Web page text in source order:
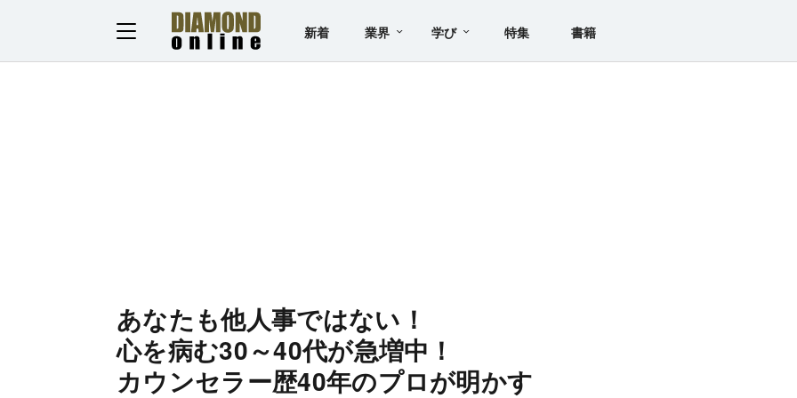
新着 業界 学び 特集 書籍
あなたも他人事ではない！
心を病む30～40代が急増中！
カウンセラー歴40年のプロが明かす